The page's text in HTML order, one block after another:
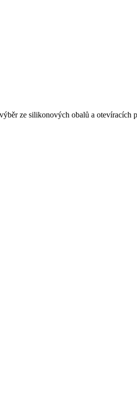
ze silikonových obalů a otevíracích